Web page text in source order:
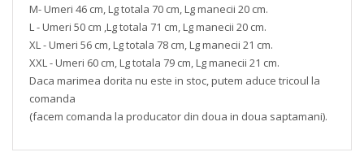
M- Umeri 46 cm, Lg totala 70 cm, Lg manecii 20 cm.
L - Umeri 50 cm ,Lg totala 71 cm, Lg manecii 20 cm.
XL - Umeri 56 cm, Lg totala 78 cm, Lg manecii 21 cm.
XXL - Umeri 60 cm, Lg totala 79 cm, Lg manecii 21 cm.
Daca marimea dorita nu este in stoc, putem aduce tricoul la
comanda
(facem comanda la producator din doua in doua saptamani).